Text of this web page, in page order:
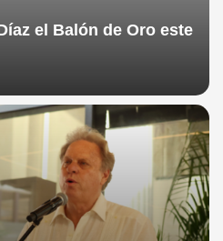
el Balón de Oro este